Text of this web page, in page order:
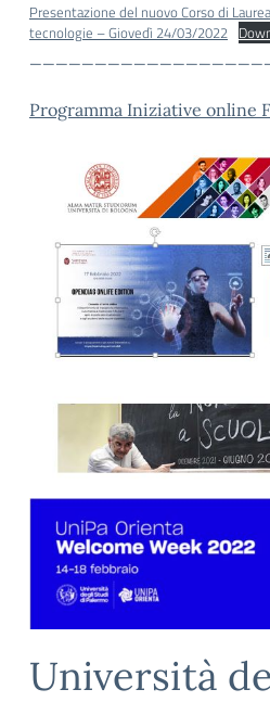
Presentazione del nuovo Corso di
tecnologie – Giovedì 24/03/2022
Programma Iniziative online
Università